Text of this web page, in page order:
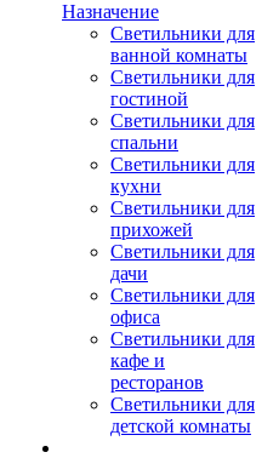
Назначение
Светильники для
ванной комнаты
Светильники для
гостиной
Светильники для
спальни
Светильники для
кухни
Светильники для
прихожей
Светильники для
дачи
Светильники для
офиса
Светильники для
кафе и
ресторанов
Светильники для
детской комнаты